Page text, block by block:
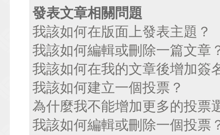
發表文章相關問題
我該如何在版面上發表主題？
我該如何編輯或刪除一篇文章
我該如何在我的文章後增加簽
我該如何建立一個投票？
為什麼我不能增加更多的投票
我該如何編輯或刪除一個投票